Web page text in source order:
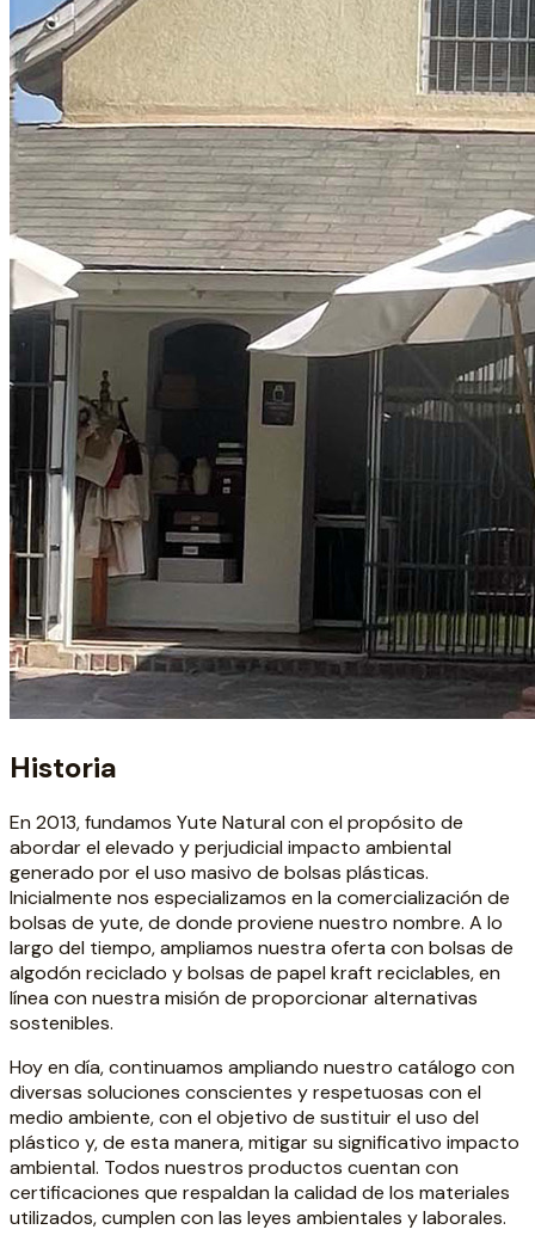
Historia
En 2013, fundamos Yute Natural con el propósito de
abordar el elevado y perjudicial impacto ambiental
generado por el uso masivo de bolsas plásticas.
Inicialmente nos especializamos en la comercialización de
bolsas de yute, de donde proviene nuestro nombre. A lo
largo del tiempo, ampliamos nuestra oferta con bolsas de
algodón reciclado y bolsas de papel kraft reciclables, en
línea con nuestra misión de proporcionar alternativas
sostenibles.
Hoy en día, continuamos ampliando nuestro catálogo con
diversas soluciones conscientes y respetuosas con el
medio ambiente, con el objetivo de sustituir el uso del
plástico y, de esta manera, mitigar su significativo impacto
ambiental. Todos nuestros productos cuentan con
certificaciones que respaldan la calidad de los materiales
utilizados, cumplen con las leyes ambientales y laborales.